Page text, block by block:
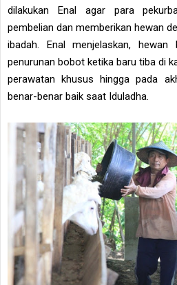
dilakukan Enal agar para
pembelian dan memberikan hewan
ibadah. Enal menjelaskan, hewan
penurunan bobot ketika baru tiba di
perawatan khusus hingga pada
benar-benar baik saat Iduladha.